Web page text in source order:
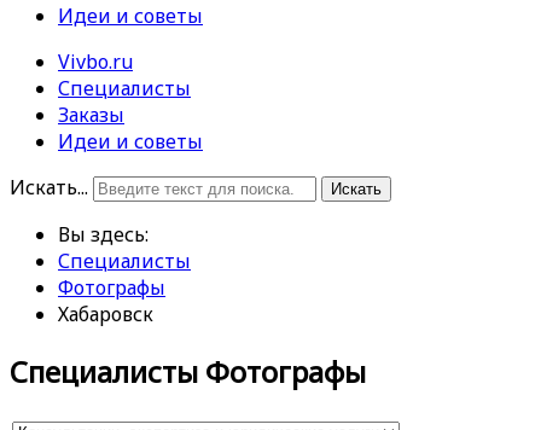
Идеи и советы
Vivbo.ru
Специалисты
Заказы
Идеи и советы
Искать...
Искать
Вы здесь:
Специалисты
Фотографы
Хабаровск
Специалисты Фотографы